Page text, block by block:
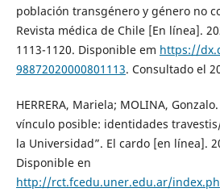
población transgénero y género no
Revista médica de Chile [En línea].
1113-1120. Disponible em https://
98872020000801113. Consultado el
HERRERA, Mariela; MOLINA,
vínculo posible: identidades
la Universidad”. El cardo [en línea].
Disponible en
http://rct.fcedu.uner.edu.ar/